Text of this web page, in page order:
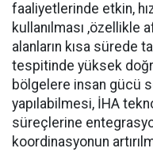
faaliyetlerinde etkin,
kullanılması ,özellikle
alanların kısa sürede
tespitinde yüksek
bölgelere insan gücü
yapılabilmesi, İHA
süreçlerine
koordinasyonun